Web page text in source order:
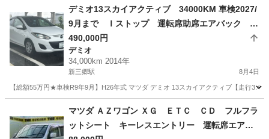
新三郷駅 その他
デミオ13スカイアクティブ 34000KM 車検2027/
9月まで Ｉストップ 運転席助席エアバック 禁
煙車 ＰＳ エアコン ＰＷ ＡＢＳ
490,000円
デミオ
34,000km 2014年
新三郷駅 8月4日
【総額55万円★車検R9年9月】H26年式 マツダ デミオ 13スカイアクティブ【走行3.4
新三郷駅 デミオ
マツダ ＡＺワゴン ＸＧ ＥＴＣ ＣＤ フルフラ
ットシート キーレスエントリー 運転席エアバ